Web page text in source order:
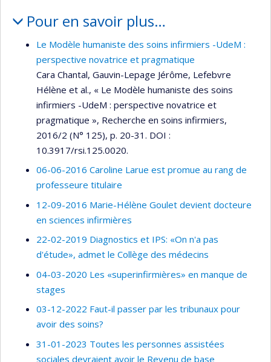
Pour en savoir plus…
Le Modèle humaniste des soins infirmiers -UdeM :
perspective novatrice et pragmatique
Cara Chantal, Gauvin-Lepage Jérôme, Lefebvre
Hélène et al., « Le Modèle humaniste des soins
infirmiers -UdeM : perspective novatrice et
pragmatique », Recherche en soins infirmiers,
2016/2 (N° 125), p. 20-31. DOI :
10.3917/rsi.125.0020.
06-06-2016 Caroline Larue est promue au rang de
professeure titulaire
12-09-2016 Marie-Hélène Goulet devient docteure
en sciences infirmières
22-02-2019 Diagnostics et IPS: «On n'a pas
d'étude», admet le Collège des médecins
04-03-2020 Les «superinfirmières» en manque de
stages
03-12-2022 Faut-il passer par les tribunaux pour
avoir des soins?
31-01-2023 Toutes les personnes assistées
sociales devraient avoir le Revenu de base